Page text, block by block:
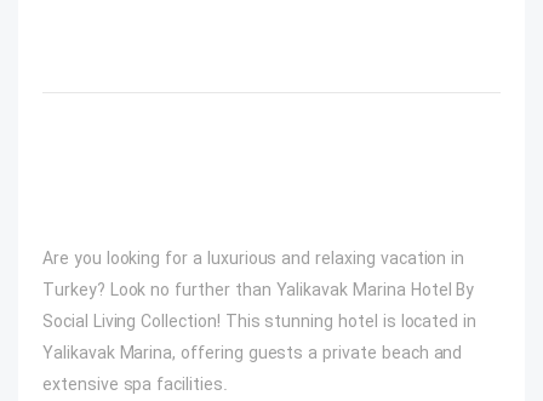
Are you looking for a luxurious and relaxing vacation in
Turkey? Look no further than Yalikavak Marina Hotel By
Social Living Collection! This stunning hotel is located in
Yalikavak Marina, offering guests a private beach and
extensive spa facilities.